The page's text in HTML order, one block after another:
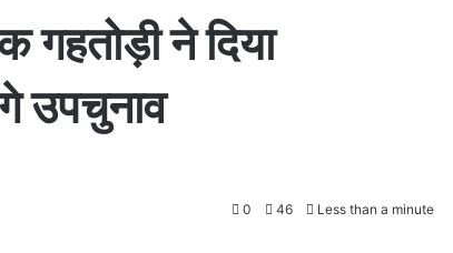
गहतोड़ी ने दिया
उपचुनाव
0 46 Less than a minute
क्षेत्र